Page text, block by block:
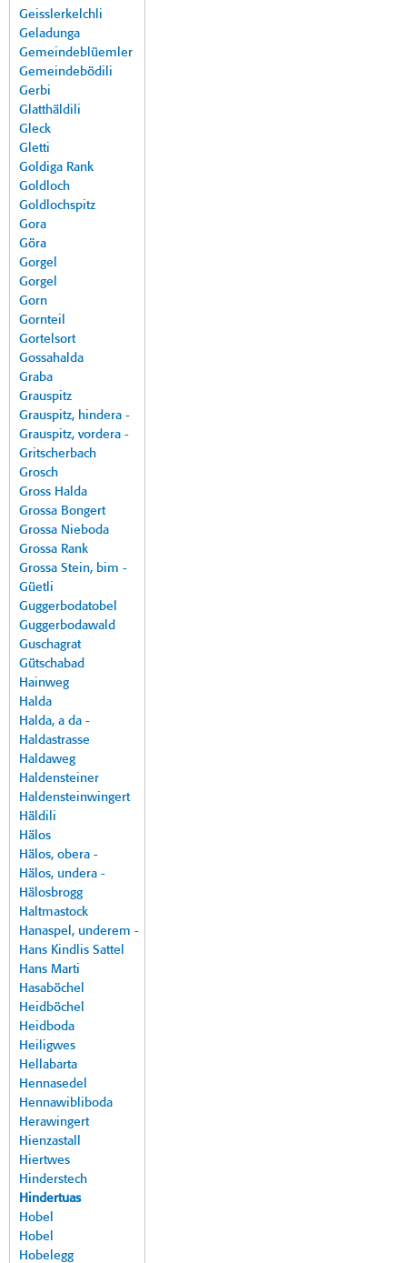
Geisslerkelchli
Geladunga
Gemeindeblüemler
Gemeindebödili
Gerbi
Glatthäldili
Gleck
Gletti
Goldiga Rank
Goldloch
Goldlochspitz
Gora
Göra
Gorgel
Gorgel
Gorn
Gornteil
Gortelsort
Gossahalda
Graba
Grauspitz
Grauspitz, hindera -
Grauspitz, vordera -
Gritscherbach
Grosch
Gross Halda
Grossa Bongert
Grossa Nieboda
Grossa Rank
Grossa Stein, bim -
Güetli
Guggerbodatobel
Guggerbodawald
Guschagrat
Gütschabad
Hainweg
Halda
Halda, a da -
Haldastrasse
Haldaweg
Haldensteiner
Haldensteinwingert
Häldili
Hälos
Hälos, obera -
Hälos, undera -
Hälosbrogg
Haltmastock
Hanaspel, underem -
Hans Kindlis Sattel
Hans Marti
Hasaböchel
Heidböchel
Heidboda
Heiligwes
Hellabarta
Hennasedel
Hennawibliboda
Herawingert
Hienzastall
Hiertwes
Hinderstech
Hindertuas
Hobel
Hobel
Hobelegg